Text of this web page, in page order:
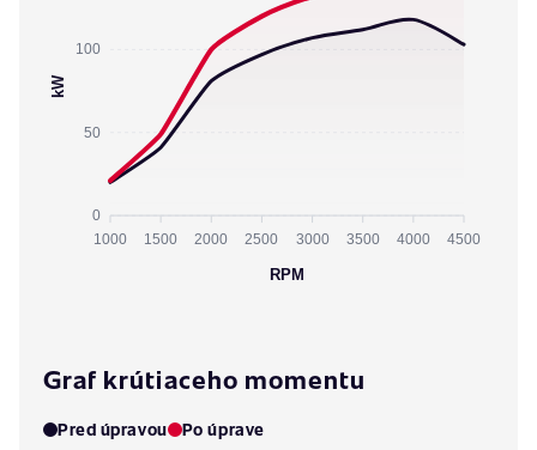
100
50
0
kW
1000 1500 2000 2500 3000 3500 4000 4500
RPM
Graf krútiaceho momentu
Pred úpravou Po úprave